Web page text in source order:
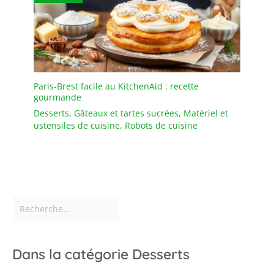
Paris-Brest facile au KitchenAid : recette
gourmande
Desserts, Gâteaux et tartes sucrées, Matériel et
ustensiles de cuisine, Robots de cuisine
Dans la catégorie Desserts